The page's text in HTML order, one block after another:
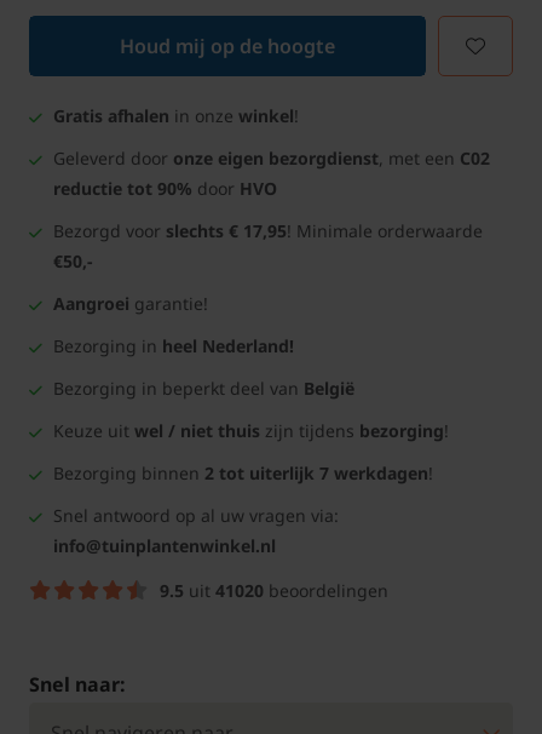
Houd mij op de hoogte
Gratis afhalen in onze winkel!
Geleverd door onze eigen bezorgdienst, met een C02
reductie tot 90% door HVO
Bezorgd voor slechts € 17,95! Minimale orderwaarde
€50,-
Aangroei garantie!
Bezorging in heel Nederland!
Bezorging in beperkt deel van België
Keuze uit wel / niet thuis zijn tijdens bezorging!
Bezorging binnen 2 tot uiterlijk 7 werkdagen!
Snel antwoord op al uw vragen via:
info@tuinplantenwinkel.nl
9.5 uit 41020 beoordelingen
Snel naar: